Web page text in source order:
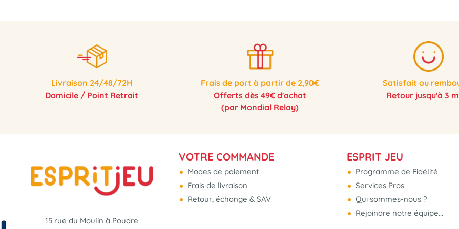
Livraison 24/48/72H
Domicile / Point Retrait
Frais de port à partir de 2,90€
Offerts dès 49€ d'achat
(par Mondial Relay)
Satisfait ou
Retour jusqu'à 3
15 rue du Moulin à Poudre
VOTRE COMMANDE
Modes de paiement
Frais de livraison
Retour, échange & SAV
ESPRIT JEU
Programme de Fidélité
Services Pros
Qui sommes-nous ?
Rejoindre notre équipe...